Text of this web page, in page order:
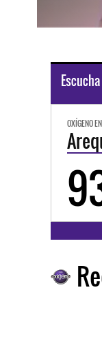
OXÍGENO